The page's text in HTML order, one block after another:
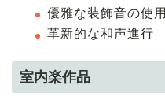
優雅な装飾音の使用
革新的な和声進行
室内楽作品